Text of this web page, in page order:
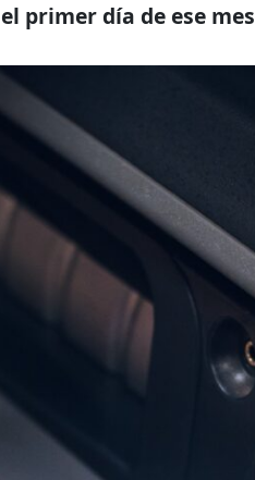
primer día de ese mes